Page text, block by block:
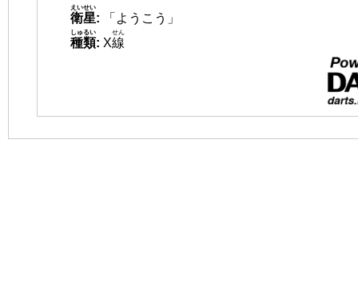
衛星
えいせい
:
「ようこう」
種類
しゅるい
: X線
せん